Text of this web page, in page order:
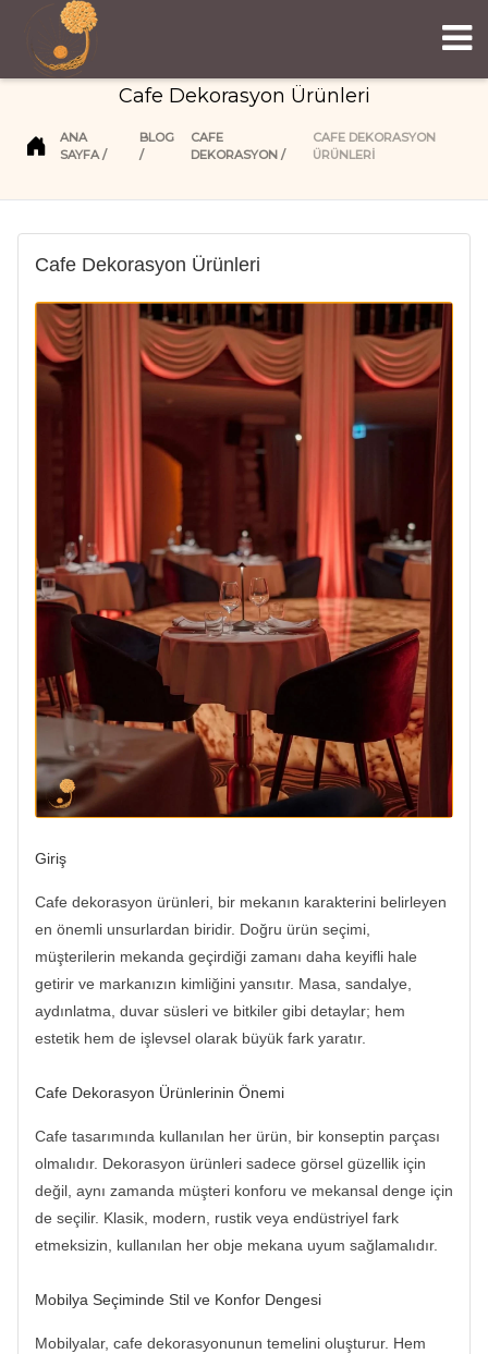
Cafe Dekorasyon Ürünleri
ANA
SAYFA
BLOG
CAFE
DEKORASYON
CAFE DEKORASYON
ÜRÜNLERI
Cafe Dekorasyon Ürünleri
Giriş
Cafe dekorasyon ürünleri, bir mekanın karakterini belirleyen
en önemli unsurlardan biridir. Doğru ürün seçimi,
müşterilerin mekanda geçirdiği zamanı daha keyifli hale
getirir ve markanızın kimliğini yansıtır. Masa, sandalye,
aydınlatma, duvar süsleri ve bitkiler gibi detaylar; hem
estetik hem de işlevsel olarak büyük fark yaratır.
Cafe Dekorasyon Ürünlerinin Önemi
Cafe tasarımında kullanılan her ürün, bir konseptin parçası
olmalıdır. Dekorasyon ürünleri sadece görsel güzellik için
değil, aynı zamanda müşteri konforu ve mekansal denge için
de seçilir. Klasik, modern, rustik veya endüstriyel fark
etmeksizin, kullanılan her obje mekana uyum sağlamalıdır.
Mobilya Seçiminde Stil ve Konfor Dengesi
Mobilyalar, cafe dekorasyonunun temelini oluşturur. Hem